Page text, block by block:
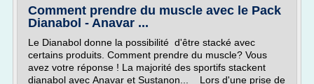
Comment prendre du muscle avec le Pack
Dianabol - Anavar ...
Le Dianabol donne la possibilité d'être stacké avec
certains produits. Comment prendre du muscle? Vous
avez votre réponse ! La majorité des sportifs stackent
dianabol avec Anavar et Sustanon... Lors d'une prise de